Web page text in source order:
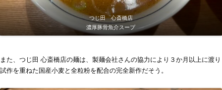
つじ田 心斎橋店
濃厚豚骨魚介スープ
また、つじ田 心斎橋店の麺は、製麺会社さんの協力により３か月以上に渡り
試作を重ねた国産小麦と全粒粉を配合の完全新作だそう。